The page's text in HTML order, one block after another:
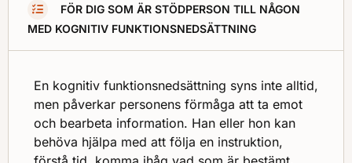
FÖR DIG SOM ÄR STÖDPERSON TILL NÅGON
MED KOGNITIV FUNKTIONSNEDSÄTTNING
En kognitiv funktionsnedsättning syns inte alltid,
men påverkar personens förmåga att ta emot
och bearbeta information. Han eller hon kan
behöva hjälpa med att följa en instruktion,